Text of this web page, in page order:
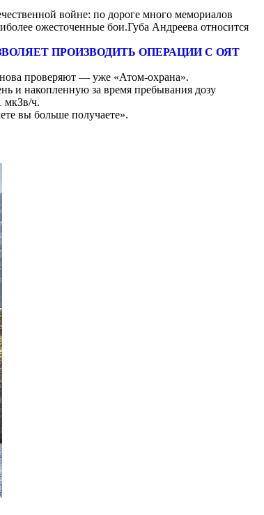
войне: по дороге много мемориалов
ожесточенные бои.Губа Андреева относится
ПРОИЗВОДИТЬ ОПЕРАЦИИ С ОЯТ
проверяют — уже «Атом-охрана».
и накопленную за время пребывания дозу
мкЗв/ч.
вы больше получаете».